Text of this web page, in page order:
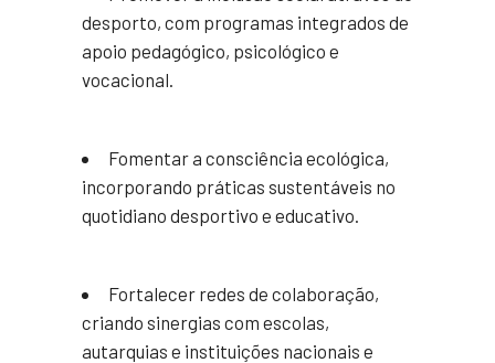
desporto, com programas integrados de
apoio pedagógico, psicológico e
vocacional.
Fomentar a consciência ecológica,
incorporando práticas sustentáveis no
quotidiano desportivo e educativo.
Fortalecer redes de colaboração,
criando sinergias com escolas,
autarquias e instituições nacionais e